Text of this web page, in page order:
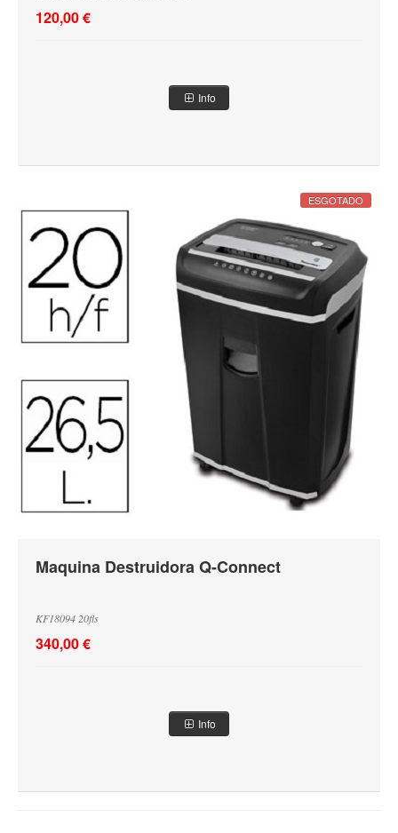
120,00 €
Info
ESGOTADO
Maquina Destruidora Q-Connect
KF18094 20fls
340,00 €
Info